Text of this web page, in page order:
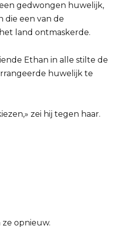
gedwongen huwelijk,
die een van de
land ontmaskerde.
Ethan in alle stilte de
huwelijk te
zei hij tegen haar.
opnieuw.